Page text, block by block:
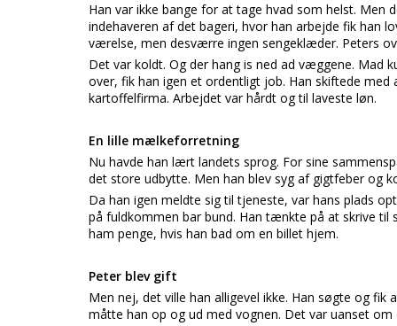
Han var ikke bange for at tage hvad som helst.
indehaveren af det bageri, hvor han arbejde fik han
værelse, men desværre ingen sengeklæder. Peters
Det var koldt. Og der hang is ned ad væggene. Mad
over, fik han igen et ordentligt job. Han skiftede
kartoffelfirma. Arbejdet var hårdt og til laveste løn.
En lille mælkeforretning
Nu havde han lært landets sprog. For sine
det store udbytte. Men han blev syg af gigtfeber og
Da han igen meldte sig til tjeneste, var hans plads
på fuldkommen bar bund. Han tænkte på at skrive til
ham penge, hvis han bad om en billet hjem.
Peter blev gift
Men nej, det ville han alligevel ikke. Han søgte og
måtte han op og ud med vognen. Det var uanset